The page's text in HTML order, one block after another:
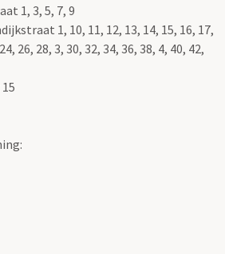
1, 3, 5, 7, 9
1, 10, 11, 12, 13, 14, 15, 16, 17,
26, 28, 3, 30, 32, 34, 36, 38, 4, 40, 42,